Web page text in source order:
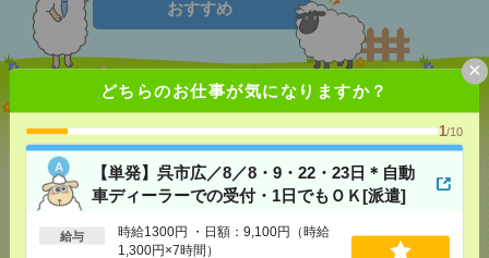
どちらのお仕事が気になりますか？
1/10
【単発】呉市広／8／8・9・22・23日＊自動
車ディーラーでの受付・1日でもＯＫ[派遣]
給与
時給1300円 ・日額：9,100円（時給
1,300円×7時間）
×
おすすめ
【単発】呉市広／8／8・9・22・23日＊自動車ディー
ラーでの受付・1日でもＯＫ[派遣]
[給 与]
時給1300円 ・日額：9,100円（時給1,300
円×7時間）
[交通費]・自転車通勤可 ・車通勤可(駐車場無料)
[勤務地]広駅から徒歩9分
気になる！